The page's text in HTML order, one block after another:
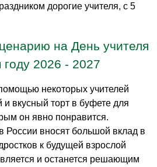
дорогие учителя, с 5
на День учителя
2026 - 2027
некоторых учителей
и вкусный торт в буфете для
он явно понравится.
России вносят большой вклад в
к будущей взрослой
и останется решающим